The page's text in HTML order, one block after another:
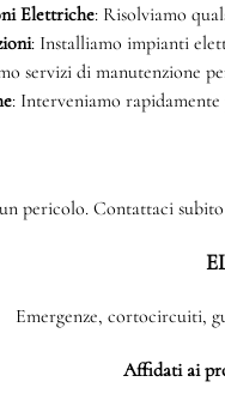
Elettriche: Risolviamo
: Installiamo impianti
servizi di manutenzione
: Interveniamo
pericolo. Contattaci
Emergenze, cortocircuiti,
Affidati ai